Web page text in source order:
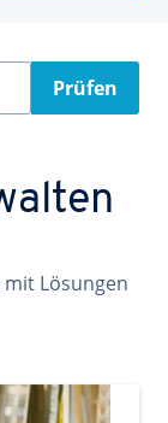
Prüfen
mit Lösungen